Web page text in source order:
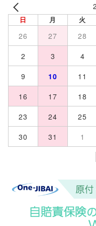
日 月 火
26 27 28
2
3 4
9
10 11
16
17 18
23
24 25
30
31 1